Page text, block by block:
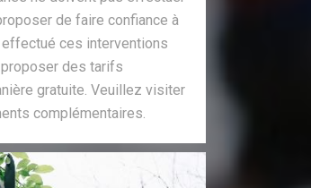
de faire confiance à
effectué ces interventions
des tarifs
gratuite. Veuillez visiter
complémentaires.